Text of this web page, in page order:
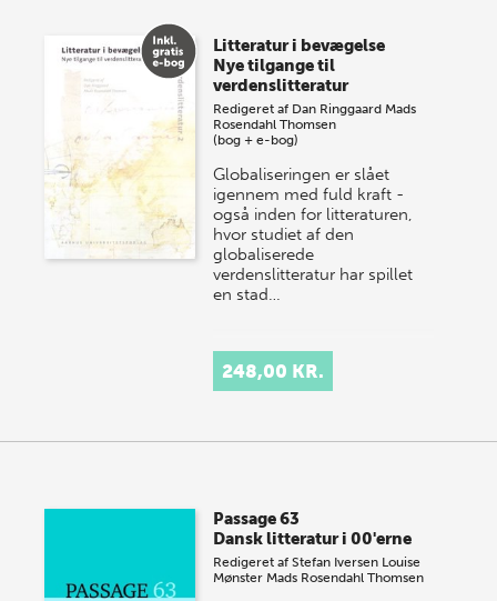
Litteratur i bevægelse
Nye tilgange til
verdenslitteratur
Redigeret af Dan Ringgaard Mads
Rosendahl Thomsen
(bog + e-bog)
Globaliseringen er slået
igennem med fuld kraft -
også inden for litteraturen,
hvor studiet af den
globaliserede
verdenslitteratur har spillet
en stad…
248,00 KR.
Passage 63
Dansk litteratur i 00'erne
Redigeret afStefan Iversen Louise
Mønster Mads Rosendahl Thomsen